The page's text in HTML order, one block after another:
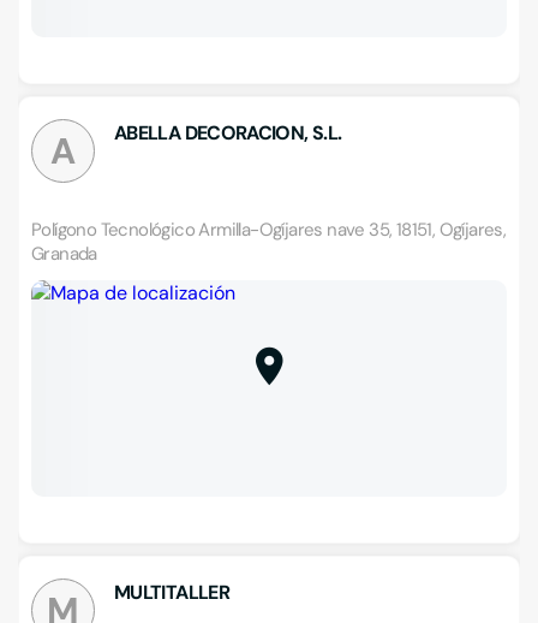
A ABELLA DECORACION, S.L.
Polígono Tecnológico Armilla-Ogíjares nave 35, 18151, Ogíjares,
Granada
M MULTITALLER